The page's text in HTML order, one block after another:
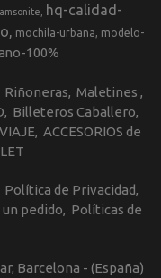
hq-calidad-
mochila-urbana
modelo-
100%
Riñoneras Maletines
Billeteros Caballero
ACCESORIOS de
Política de Privacidad
pedido
Políticas de
Barcelona - (España)